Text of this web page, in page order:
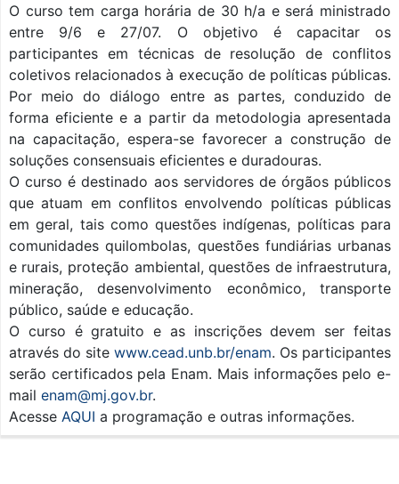
O curso tem carga horária de 30 h/a e será ministrado
entre 9/6 e 27/07. O objetivo é capacitar os
participantes em técnicas de resolução de conflitos
coletivos relacionados à execução de políticas públicas.
Por meio do diálogo entre as partes, conduzido de
forma eficiente e a partir da metodologia apresentada
na capacitação, espera-se favorecer a construção de
soluções consensuais eficientes e duradouras.
O curso é destinado aos servidores de órgãos públicos
que atuam em conflitos envolvendo políticas públicas
em geral, tais como questões indígenas, políticas para
comunidades quilombolas, questões fundiárias urbanas
e rurais, proteção ambiental, questões de infraestrutura,
mineração, desenvolvimento econômico, transporte
público, saúde e educação.
O curso é gratuito e as inscrições devem ser feitas
através do sitewww.cead.unb.br/enam. Os participantes
serão certificados pela Enam. Mais informações pelo e-
mail enam@mj.gov.br.
Acesse AQUI a programação e outras informações.